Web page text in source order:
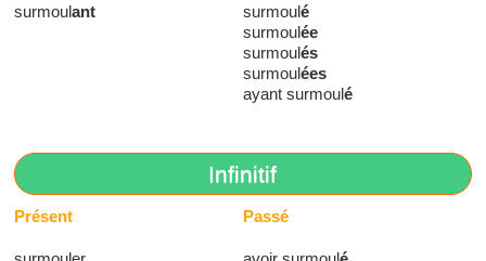
surmoulant surmoulé
surmoulée
surmoulés
surmoulées
ayant surmoulé
Infinitif
Présent Passé